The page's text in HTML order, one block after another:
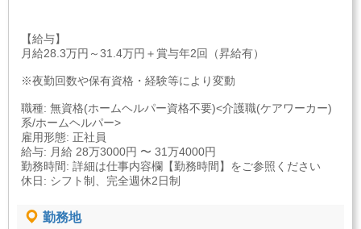
【給与】
月給28.3万円～31.4万円＋賞与年2回（昇給有）
※夜勤回数や保有資格・経験等により変動
職種: 無資格(ホームヘルパー資格不要)<介護職(ケアワーカー)
系/ホームヘルパー>
雇用形態: 正社員
給与: 月給 28万3000円 〜 31万4000円
勤務時間: 詳細は仕事内容欄【勤務時間】をご参照ください
休日: シフト制、完全週休2日制
勤務地